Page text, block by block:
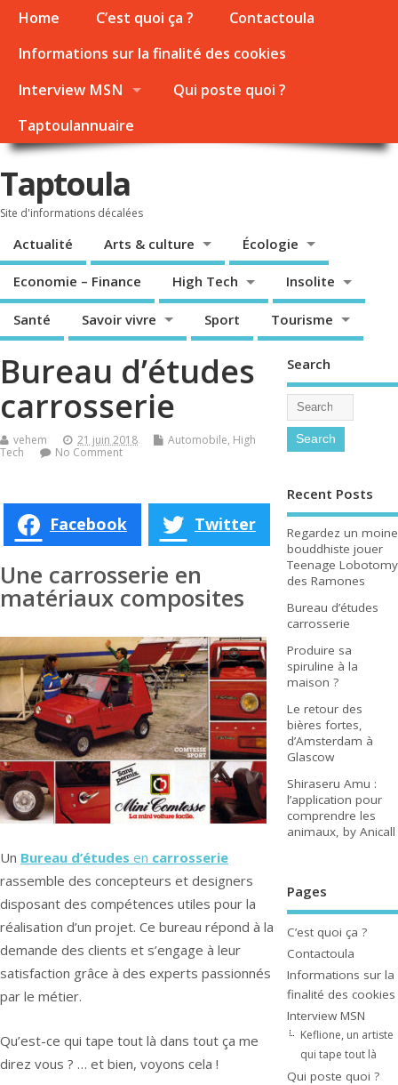
Home C’est quoi ça ?
Contactoula
Informations sur la finalité des cookies
Interview MSN
Qui poste quoi ?
Taptoulannuaire
Taptoula
Site d'informations décalées
Actualité Arts & culture Écologie
Economie – Finance High Tech Insolite
Santé Savoir vivre Sport Tourisme
Bureau d’études
carrosserie
vehem 21 juin 2018 Automobile, High
Tech
No Comment
Facebook Twitter
Une carrosserie en
matériaux composites
Un Bureau d’études en carrosserie
rassemble des concepteurs et designers
disposant des compétences utiles pour la
réalisation d’un projet. Ce bureau répond à la
demande des clients et s’engage à leur
satisfaction grâce à des experts passionnés
par le métier.
Qu’est-ce qui tape tout là dans tout ça me
direz vous ? … et bien, voyons cela !
Search
Recent Posts
Regardez un moine
bouddhiste jouer
Teenage Lobotomy
des Ramones
Bureau d’études
carrosserie
Produire sa
spiruline à la
maison ?
Le retour des
bières fortes,
d’Amsterdam à
Glascow
Shiraseru Amu :
l’application pour
comprendre les
animaux, by Anicall
Pages
C’est quoi ça ?
Contactoula
Informations sur la
finalité des cookies
Interview MSN
Keflione, un artiste
qui tape tout là
Qui poste quoi ?